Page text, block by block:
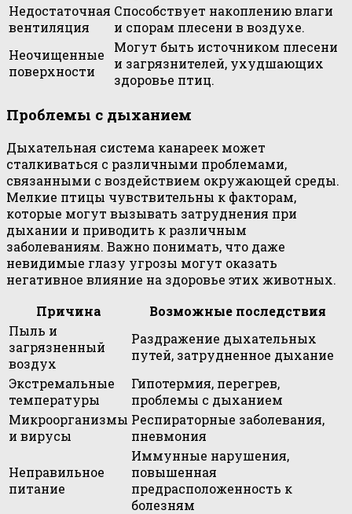
Недостаточная
вентиляция
Способствует накоплению влаги
и спорам плесени в воздухе.
Неочищенные
поверхности
Могут быть источником плесени
и загрязнителей, ухудшающих
здоровье птиц.
Проблемы с дыханием
Дыхательная система канареек может
сталкиваться с различными проблемами,
связанными с воздействием окружающей среды.
Мелкие птицы чувствительны к факторам,
которые могут вызывать затруднения при
дыхании и приводить к различным
заболеваниям. Важно понимать, что даже
невидимые глазу угрозы могут оказать
негативное влияние на здоровье этих животных.
Причина
Возможные последствия
Пыль и
загрязненный
воздух
Раздражение дыхательных
путей, затрудненное дыхание
Экстремальные
температуры
Гипотермия, перегрев,
проблемы с дыханием
Микроорганизмы
и вирусы
Респираторные заболевания,
пневмония
Неправильное
питание
Иммунные нарушения,
повышенная
предрасположенность к
болезням